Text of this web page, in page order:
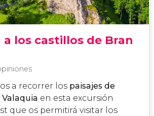
a los castillos de Bran
a recorrer los paisajes de
en esta excursión
que os permitirá visitar los